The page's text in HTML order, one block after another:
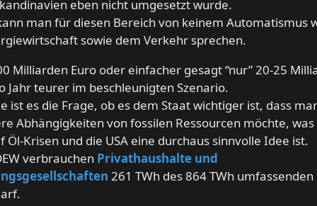
eben nicht umgesetzt wurde.
man für diesen Bereich von keinem Automatismus
sowie dem Verkehr sprechen.
Milliarden Euro oder einfacher gesagt “nur” 20-25
Jahr teurer im beschleunigten Szenario.
ist es die Frage, ob es dem Staat wichtiger ist, dass
Abhängigkeiten von fossilen Ressourcen möchte,
Öl-Krisen und die USA eine durchaus sinnvolle Idee ist.
verbrauchen Privathaushalte und
261 TWh des 864 TWh umfassenden